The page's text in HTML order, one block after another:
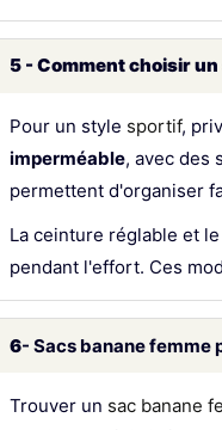
5 - Comment choisir
Pour un style sportif,
imperméable, avec des
permettent d'organiser
La ceinture réglable et
pendant l'effort. Ces
6- Sacs banane femme
Trouver un sac banane